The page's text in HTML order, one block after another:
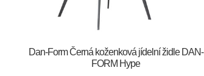
​​​​​Dan-Form Černá koženková jídelní židle DAN-
FORM Hype